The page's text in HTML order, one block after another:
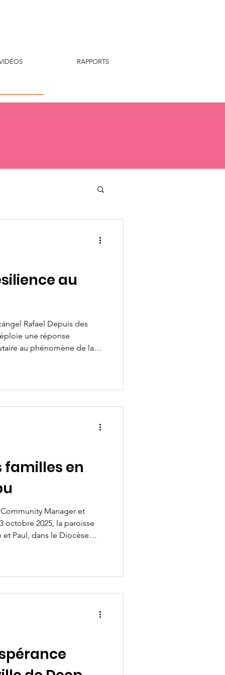
RAPPORTS
au
Rafael Depuis des
une réponse
au phénomène de la
Cette réponse,
familles en
octobre 2025, la paroisse
et Paul, dans le Diocèse
de parentalité positive